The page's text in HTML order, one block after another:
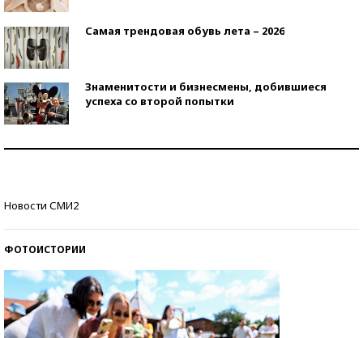
Самая трендовая обувь лета – 2026
Знаменитости и бизнесмены, добившиеся
успеха со второй попытки
Новости СМИ2
ФОТОИСТОРИИ